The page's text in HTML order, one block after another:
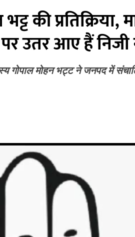
‌की प्रतिक्रिया,
उतर आए हैं
गोपाल मोहन भट्ट ने जनपद में